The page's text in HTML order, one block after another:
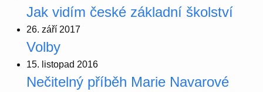
Jak vidím české základní školství
26. září 2017
Volby
15. listopad 2016
Nečitelný příběh Marie Navarové